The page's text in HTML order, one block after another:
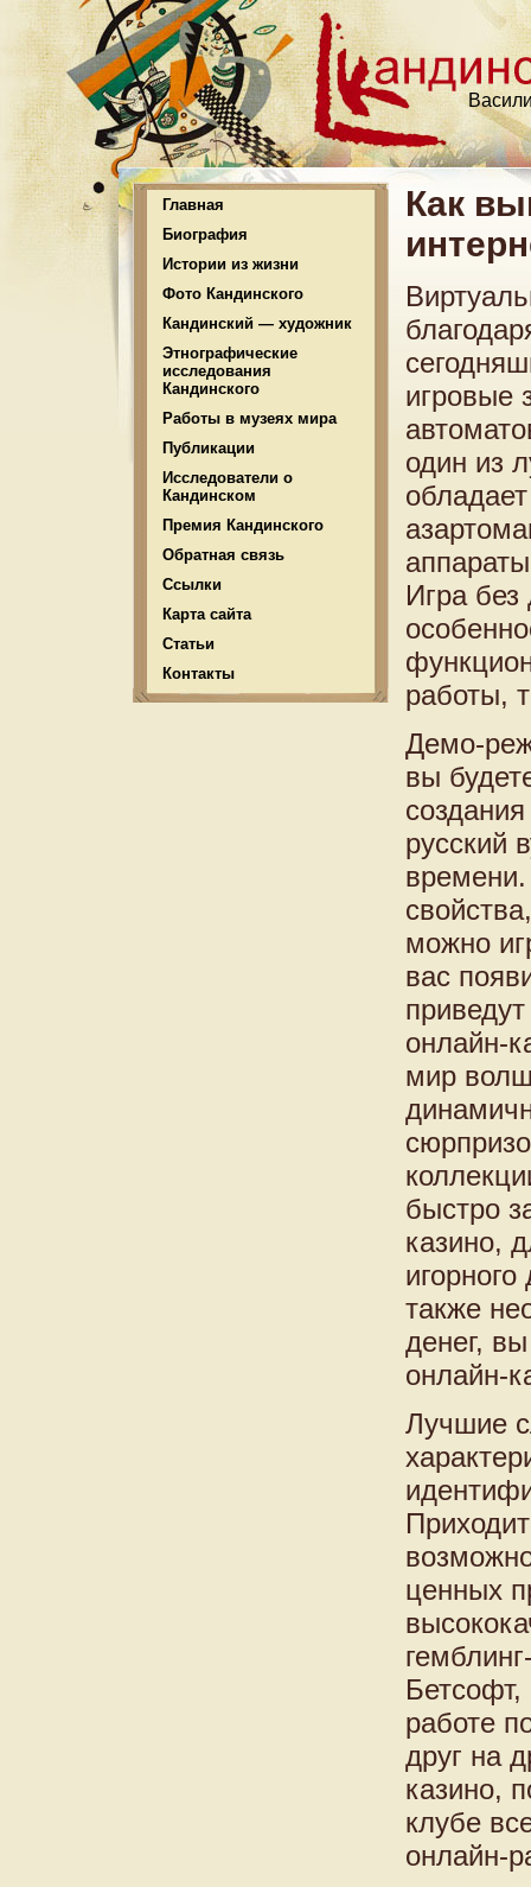
Главная
Биография
Истории из жизни
Фото Кандинского
Кандинский — художник
Этнографические
исследования
Кандинского
Работы в музеях мира
Публикации
Исследователи о
Кандинском
Премия Кандинского
Обратная связь
Ссылки
Карта сайта
Статьи
Контакты
Как
игровые
один из
Игра
работы,
Демо-
вы
русский
можно
вас
онлайн-
мир
быстро
казино,
также
денег,
онлайн-
Лучшие
ценных
Бетсофт,
работе
друг на
казино,
клубе
онлайн-